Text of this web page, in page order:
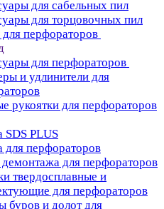
для сабельных пил
для торцовочных пил
перфораторов
для перфораторов
и удлинители для
рукоятки для перфораторов
SDS PLUS
для перфораторов
для перфораторов
твердосплавные и
для перфораторов
буров и долот для